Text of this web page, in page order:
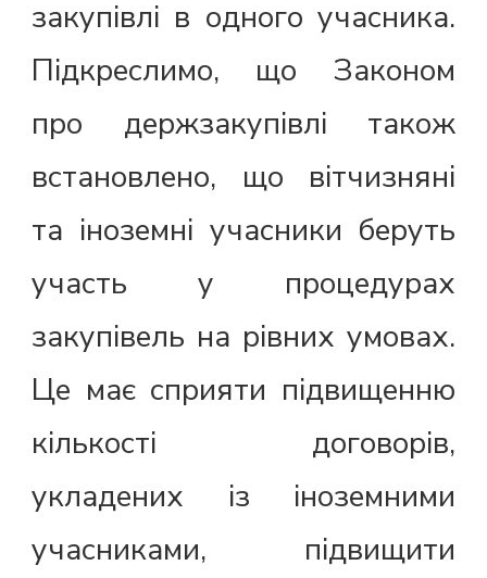
закупівлі в одного учасника.
Підкреслимо, що Законом
про держзакупівлі також
встановлено, що вітчизняні
та іноземні учасники беруть
участь у процедурах
закупівель на рівних умовах.
Це має сприяти підвищенню
кількості договорів,
укладених із іноземними
учасниками, підвищити